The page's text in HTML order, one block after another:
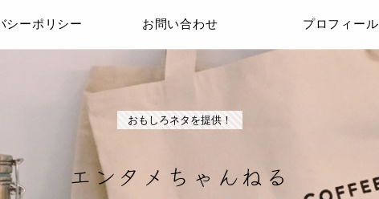
おもしろネタを提供！
エンタメちゃんねる
シーポリシー お問い合わせ プロフィール